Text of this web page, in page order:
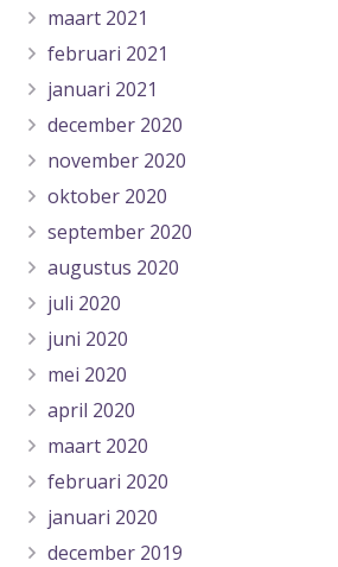
maart 2021
februari 2021
januari 2021
december 2020
november 2020
oktober 2020
september 2020
augustus 2020
juli 2020
juni 2020
mei 2020
april 2020
maart 2020
februari 2020
januari 2020
december 2019